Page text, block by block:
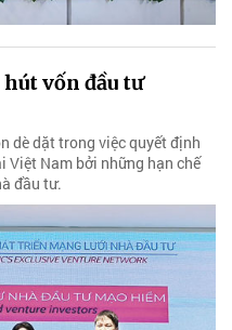
vốn đầu tư
dè dặt trong việc quyết định
Việt Nam bởi những hạn chế
đầu tư.